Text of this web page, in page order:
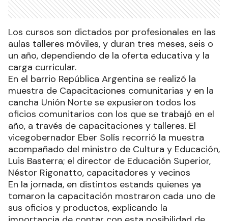
Los cursos son dictados por profesionales en las
aulas talleres móviles, y duran tres meses, seis o
un año, dependiendo de la oferta educativa y la
carga curricular.
En el barrio República Argentina se realizó la
muestra de Capacitaciones comunitarias y en la
cancha Unión Norte se expusieron todos los
oficios comunitarios con los que se trabajó en el
año, a través de capacitaciones y talleres. El
vicegobernador Eber Solís recorrió la muestra
acompañado del ministro de Cultura y Educación,
Luis Basterra; el director de Educación Superior,
Néstor Rigonatto, capacitadores y vecinos
En la jornada, en distintos estands quienes ya
tomaron la capacitación mostraron cada uno de
sus oficios y productos, explicando la